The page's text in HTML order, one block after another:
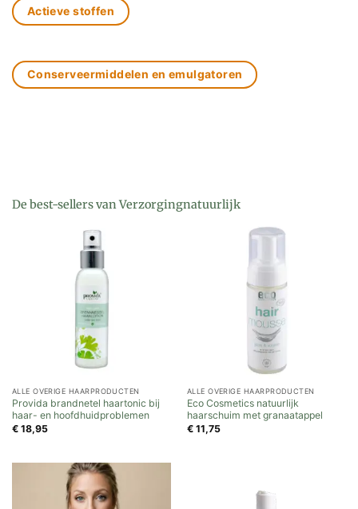
Actieve stoffen
Conserveermiddelen en emulgatoren
De best-sellers van Verzorgingnatuurlijk
ALLE OVERIGE HAARPRODUCTEN
Provida brandnetel haartonic bij
haar- en hoofdhuidproblemen
€18,95
ALLE OVERIGE HAARPRODUCTEN
Eco Cosmetics natuurlijk
haarschuim met granaatappel
€11,75